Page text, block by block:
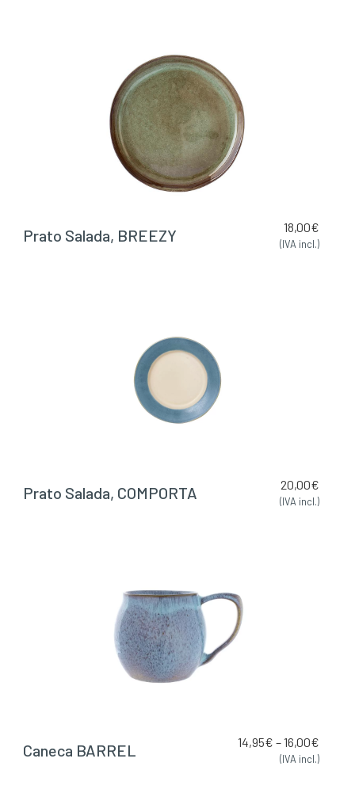
Prato Salada, BREEZY 18,00€
(IVA incl.)
Prato Salada, COMPORTA 20,00€
(IVA incl.)
Caneca BARREL 14,95€ –16,00€
(IVA incl.)